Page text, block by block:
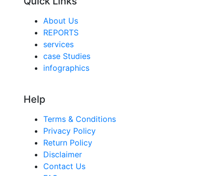
About Us
REPORTS
services
case Studies
infographics
Help
Terms & Conditions
Privacy Policy
Return Policy
Disclaimer
Contact Us